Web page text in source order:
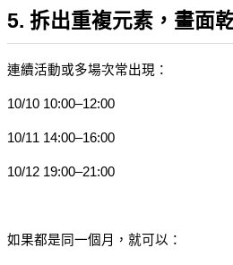
5. 拆出重複元素，畫面
連續活動或多場次常出現：
10/10 10:00–12:00
10/11 14:00–16:00
10/12 19:00–21:00
如果都是同一個月，就可以：